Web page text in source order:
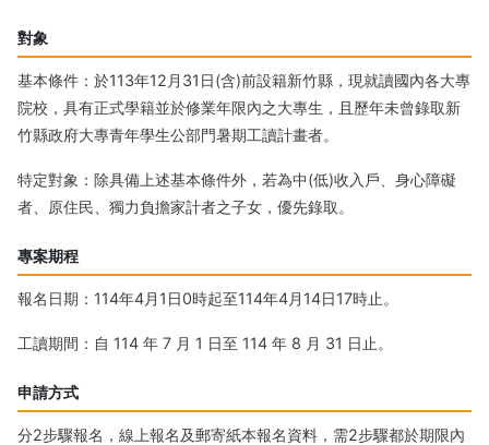
對象
基本條件：於113年12月31日(含)前設籍新竹縣，現就讀國內各大專
院校，具有正式學籍並於修業年限內之大專生，且歷年未曾錄取新
竹縣政府大專青年學生公部門暑期工讀計畫者。
特定對象：除具備上述基本條件外，若為中(低)收入戶、身心障礙
者、原住民、獨力負擔家計者之子女，優先錄取。
專案期程
報名日期：114年4月1日0時起至114年4月14日17時止。
工讀期間：自 114 年 7 月 1 日至 114 年 8 月 31 日止。
申請方式
分2步驟報名，線上報名及郵寄紙本報名資料，需2步驟都於期限內